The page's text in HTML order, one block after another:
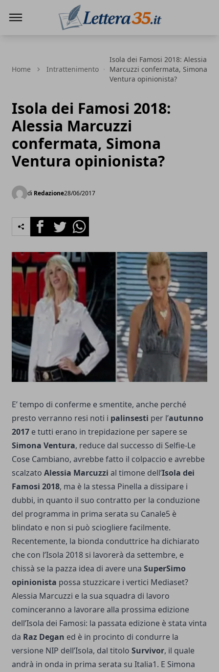
Home Intrattenimento
Isola dei Famosi 2018: Alessia
Marcuzzi confermata, Simona
Ventura opinionista?
Isola dei Famosi 2018:
Alessia Marcuzzi
confermata, Simona
Ventura opinionista?
di Redazione28/06/2017
FacebookTwitterWhatsapp
E’ tempo di conferme e smentite, anche perché
presto verranno resi noti i palinsesti per l’autunno
2017 e tutti erano in trepidazione per sapere se
Simona Ventura, reduce dal successo di Selfie-Le
Cose Cambiano, avrebbe fatto il colpaccio e avrebbe
scalzato Alessia Marcuzzi al timone dell’Isola dei
Famosi 2018, ma è la stessa Pinella a dissipare i
dubbi, in quanto il suo contratto per la conduzione
del programma in prima serata su Canale5 è
blindato e non si può sciogliere facilmente.
Recentemente, la bionda conduttrice ha dichiarato
che con l’Isola 2018 si lavorerà da settembre, e
chissà se la pazza idea di avere una SuperSimo
opinionista possa stuzzicare i vertici Mediaset?
Alessia Marcuzzi e la sua squadra di lavoro
cominceranno a lavorare alla prossima edizione
dell’Isola dei Famosi: la passata edizione è stata vinta
da Raz Degan ed è in procinto di condurre la
versione NIP dell’Isola, dal titolo Survivor, il quale
andrà in onda in prima serata su Italia1. E Simona